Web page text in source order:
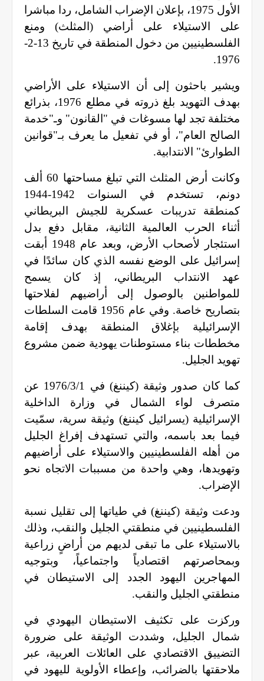
الأول 1975، بإعلان الإضراب الشامل، ردا مباشرا
على الاستيلاء على أراضي (المثلث) ومنع
الفلسطينيين من دخول المنطقة في تاريخ 13-2-
1976
.
ويشير باحثون إلى أن الاستيلاء على الأراضي
بهدف التهويد بلغ ذروته في مطلع 1976، بذرائع
مختلفة تجد لها مسوغات في "القانون" وـ"خدمة
الصالح العام"، أو في تفعيل ما يعرف بـ"قوانين
الطوارئ" الانتدابية.
وكانت أرض المثلث التي تبلغ مساحتها 60 ألف
دونم، تستخدم في السنوات 1942-1944
كمنطقة تدريبات عسكرية للجيش البريطاني
أثناء الحرب العالمية الثانية، مقابل دفع بدل
استئجار لأصحاب الأرض، وبعد عام 1948 أبقت
إسرائيل على الوضع نفسه الذي كان سائدًا في
عهد الانتداب البريطاني، إذ كان يسمح
للمواطنين بالوصول إلى أراضيهم لفلاحتها
بتصاريح خاصة. وفي عام 1956 قامت السلطات
الإسرائيلية بإغلاق المنطقة بهدف إقامة
مخططات بناء مستوطنات يهودية ضمن مشروع
تهويد الجليل.
كما كان صدور وثيقة (كيننغ) في 1976/3/1 عن
متصرف لواء الشمال في وزارة الداخلية
الإسرائيلية (يسرائيل كيننغ) وثيقة سرية، سمّيت
فيما بعد باسمه، والتي تستهدف إفراغ الجليل
من أهله الفلسطينيين والاستيلاء على أراضيهم
وتهويدها، وهي واحدة من مسببات الاتجاه نحو
الإضراب.
ودعت وثيقة (كيننغ) في طياتها إلى تقليل نسبة
الفلسطينيين في منطقتي الجليل والنقب، وذلك
بالاستيلاء على ما تبقى لديهم من أراضٍ زراعية
وبمحاصرتهم اقتصادياً واجتماعياً، وبتوجيه
المهاجرين اليهود الجدد إلى الاستيطان في
منطقتي الجليل والنقب.
وركزت على تكثيف الاستيطان اليهودي في
شمال الجليل، وشددت الوثيقة على ضرورة
التضييق الاقتصادي على العائلات العربية، عبر
ملاحقتها بالضرائب، وإعطاء الأولوية لليهود في